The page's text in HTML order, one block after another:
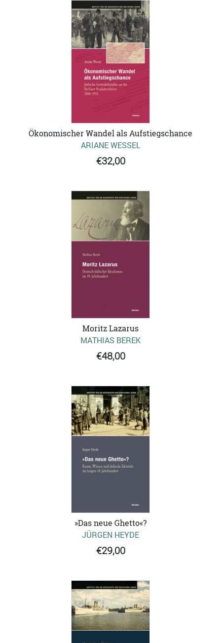
Ökonomischer Wandel als Aufstiegschance
ARIANE WESSEL
€32,00
Moritz Lazarus
MATHIAS BEREK
€48,00
»Das neue Ghetto«?
JÜRGEN HEYDE
€29,00